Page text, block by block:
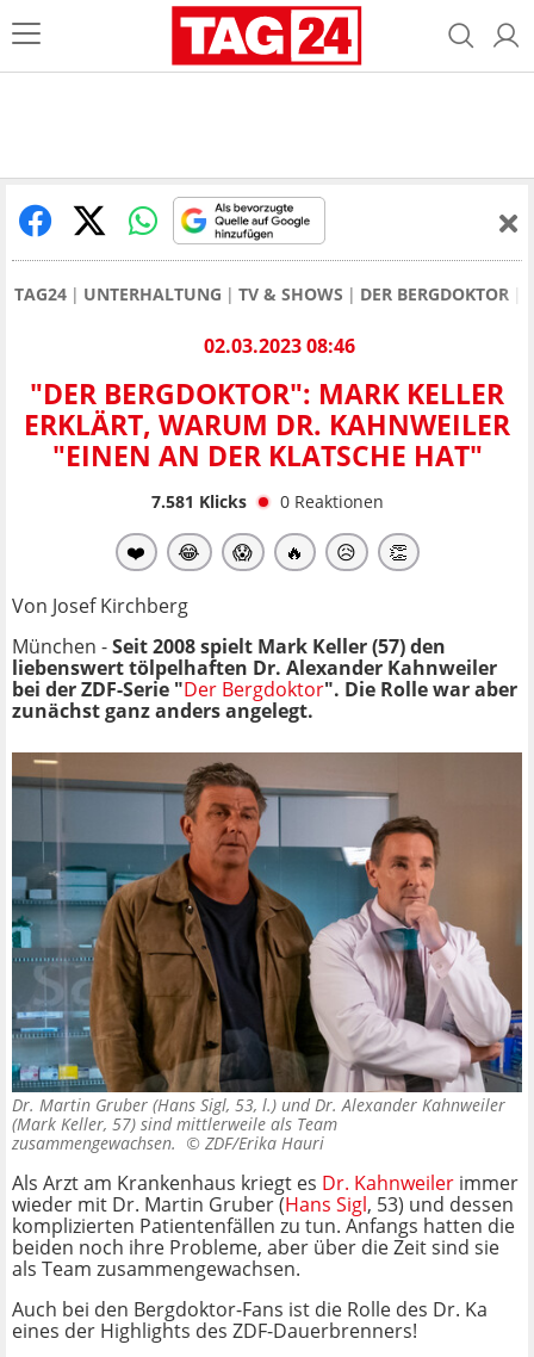
TAG24 UNTERHALTUNG TV & SHOWS DER BERGDOKTOR
02.03.2023 08:46
"DER BERGDOKTOR": MARK KELLER
ERKLÄRT, WARUM DR. KAHNWEILER
"EINEN AN DER KLATSCHE HAT"
7.581 Klicks 0 Reaktionen
❤️ 😂 😱 🔥 😥 👏
Von Josef Kirchberg
München -Seit 2008 spielt Mark Keller (57) den
liebenswert tölpelhaften Dr. Alexander Kahnweiler
bei der ZDF-Serie "Der Bergdoktor". Die Rolle war aber
zunächst ganz anders angelegt.
Dr. Martin Gruber (Hans Sigl, 53, l.) und Dr. Alexander Kahnweiler
(Mark Keller, 57) sind mittlerweile als Team
zusammengewachsen. © ZDF/Erika Hauri
Als Arzt am Krankenhaus kriegt es Dr. Kahnweiler immer
wieder mit Dr. Martin Gruber (Hans Sigl, 53) und dessen
komplizierten Patientenfällen zu tun. Anfangs hatten die
beiden noch ihre Probleme, aber über die Zeit sind sie
als Team zusammengewachsen.
Auch bei den Bergdoktor-Fans ist die Rolle des Dr. Ka
eines der Highlights des ZDF-Dauerbrenners!